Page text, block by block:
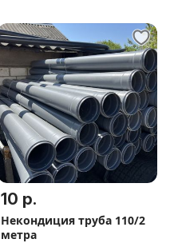
10 р.
Некондиция труба 110/2
метра